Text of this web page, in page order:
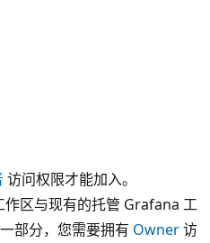
访问权限才能加入。
区与现有的托管 Grafana 工
部分，您需要拥有 Owner访